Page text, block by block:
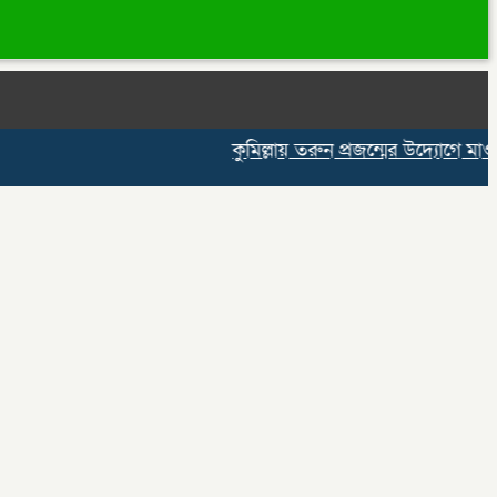
কুমিল্লায় তরুন প্রজন্মের উদ্যোগে